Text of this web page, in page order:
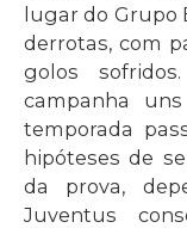
lugar do Grupo
derrotas, com
golos
campanha
temporada
hipóteses de
da prova,
Juventus